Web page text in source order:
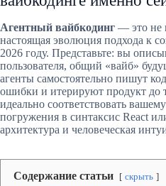
Агентный вайбкодинг — это не
настоящая эволюция подхода к
2026 году. Представьте: вы
пользователя, общий «вайб»
агенты самостоятельно пишут
ошибки и итерируют продукт до
идеально соответствовать
погружения в синтаксис React
архитектура и человеческая
Содержание статьи скрыть